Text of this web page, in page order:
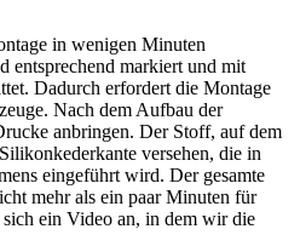
in wenigen Minuten
entsprechend markiert und mit
Dadurch erfordert die Montage
Nach dem Aufbau der
anbringen. Der Stoff, auf dem
versehen, die in
eingeführt wird. Der gesamte
mehr als ein paar Minuten für
sich ein Video an, in dem wir die